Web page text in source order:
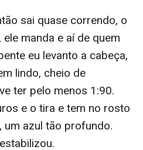
sai quase correndo, o
manda e aí de quem
eu levanto a cabeça,
lindo, cheio de
ter pelo menos 1:90.
e o tira e tem no rosto
um azul tão profundo.